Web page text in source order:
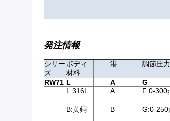
発注情報
シリー
ズ
ボディ
材料
港 調節圧力
RW71 L A G
L:316L
A F:0-
B:黄銅
B G:0-